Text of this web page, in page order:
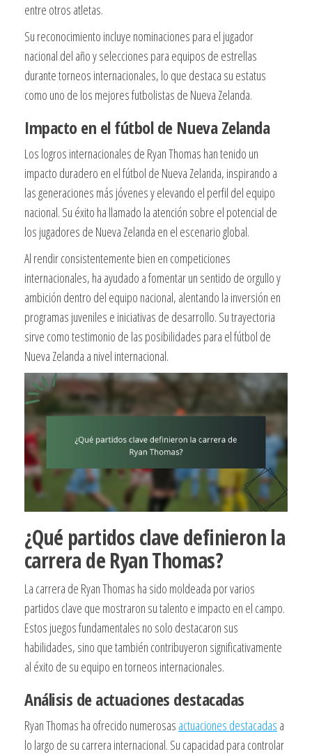
entre otros atletas.
Su reconocimiento incluye nominaciones para el jugador
nacional del año y selecciones para equipos de estrellas
durante torneos internacionales, lo que destaca su estatus
como uno de los mejores futbolistas de Nueva Zelanda.
Impacto en el fútbol de Nueva Zelanda
Los logros internacionales de Ryan Thomas han tenido un
impacto duradero en el fútbol de Nueva Zelanda, inspirando a
las generaciones más jóvenes y elevando el perfil del equipo
nacional. Su éxito ha llamado la atención sobre el potencial de
los jugadores de Nueva Zelanda en el escenario global.
Al rendir consistentemente bien en competiciones
internacionales, ha ayudado a fomentar un sentido de orgullo y
ambición dentro del equipo nacional, alentando la inversión en
programas juveniles e iniciativas de desarrollo. Su trayectoria
sirve como testimonio de las posibilidades para el fútbol de
Nueva Zelanda a nivel internacional.
¿Qué partidos clave definieron la
carrera de Ryan Thomas?
La carrera de Ryan Thomas ha sido moldeada por varios
partidos clave que mostraron su talento e impacto en el campo.
Estos juegos fundamentales no solo destacaron sus
habilidades, sino que también contribuyeron significativamente
al éxito de su equipo en torneos internacionales.
Análisis de actuaciones destacadas
Ryan Thomas ha ofrecido numerosas actuaciones destacadas a
lo largo de su carrera internacional. Su capacidad para controlar